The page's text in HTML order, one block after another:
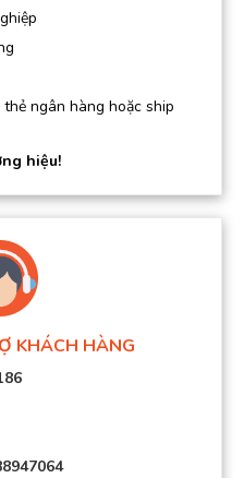
ngân hàng hoặc ship
hiệu!
KHÁCH HÀNG